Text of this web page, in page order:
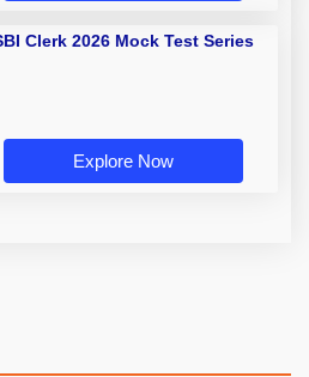
Clerk 2026 Mock Test Series
Explore Now